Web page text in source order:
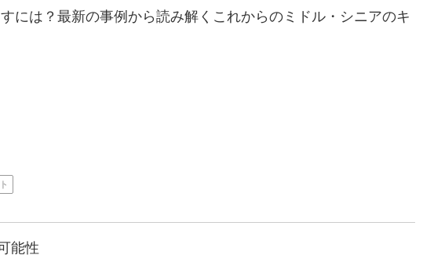
には？最新の事例から読み解くこれからのミドル・シニアのキ
能性